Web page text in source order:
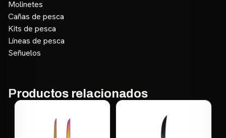
Molinetes
Cañas de pesca
Kits de pesca
Líneas de pesca
Señuelos
Productos relacionados